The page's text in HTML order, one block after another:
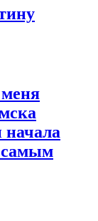
начала
самым